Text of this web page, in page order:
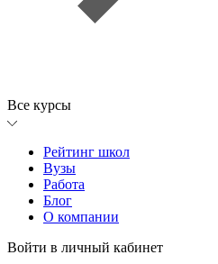
Все курсы
Рейтинг школ
Вузы
Работа
Блог
О компании
Войти в личный кабинет